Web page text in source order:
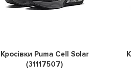
0
Кросівки Puma Cell Solar
(31117507)